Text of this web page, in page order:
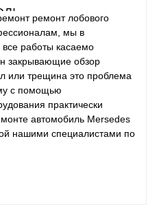
ремонт лобового
мы в
работы касаемо
закрывающие обзор
или трещина это проблема
с помощью
практически
автомобиль Mersedes
нашими специалистами по